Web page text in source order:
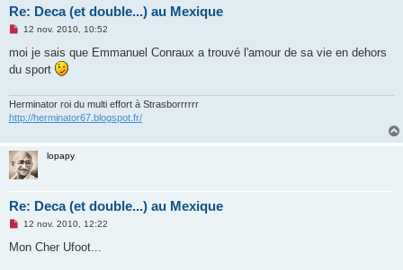
Re: Deca (et double...) au Mexique
M
s
a
n
o
n
12 nov. 2010, 10:52
moi je sais que Emmanuel Conraux a trouvé l'amour de sa vie en dehors
du sport
Herminator roi du multi effort à Strasborrrrrr
http://herminator67.blogspot.fr/
lopapy
Re: Deca (et double...) au Mexique
M
s
12 nov. 2010, 12:22
Mon Cher Ufoot...